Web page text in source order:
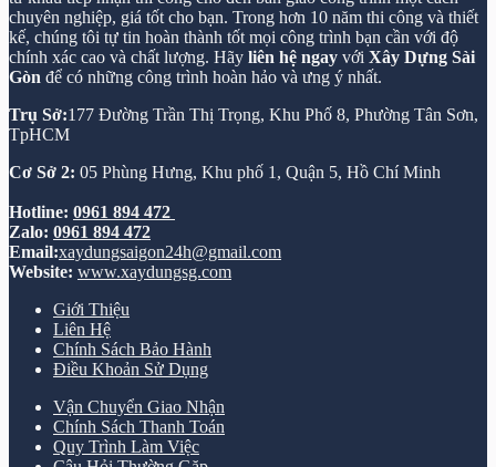
chuyên nghiệp, giá tốt cho bạn. Trong hơn 10 năm thi công và thiết
kế, chúng tôi tự tin hoàn thành tốt mọi công trình bạn cần với độ
chính xác cao và chất lượng. Hãy liên hệ ngay với Xây Dựng Sài
Gòn để có những công trình hoàn hảo và ưng ý nhất.
Trụ Sở:177 Đường Trần Thị Trọng, Khu Phố 8, Phường Tân Sơn,
TpHCM
Cơ Sở 2: 05 Phùng Hưng, Khu phố 1, Quận 5, Hồ Chí Minh
Hotline: 0961 894 472
Zalo: 0961 894 472
Email:xaydungsaigon24h@gmail.com
Website: www.xaydungsg.com
Giới Thiệu
Liên Hệ
Chính Sách Bảo Hành
Điều Khoản Sử Dụng
Vận Chuyển Giao Nhận
Chính Sách Thanh Toán
Quy Trình Làm Việc